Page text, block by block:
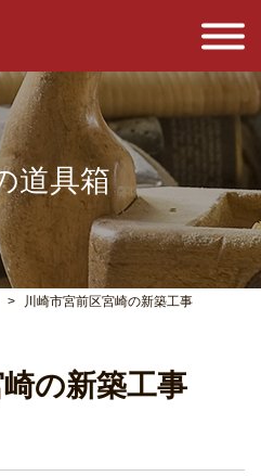
道具箱
川崎市宮前区宮崎の新築工事
の新築工事